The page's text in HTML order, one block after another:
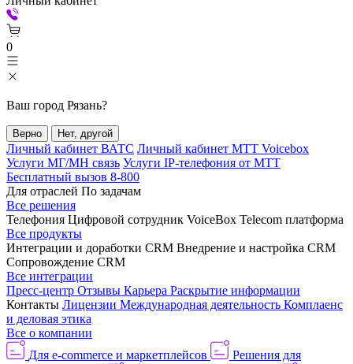
0
Ваш город Рязань?
Верно Нет, другой
Личный кабинет ВАТС Личный кабинет МТТ Voicebox
Услуги МГ/МН связь Услуги IP-телефония от МТТ
Бесплатный вызов 8-800
Для отраслей По задачам
Все решения
Телефония Цифровой сотрудник VoiceBox Telecom платформа
Все продукты
Интеграции и доработки CRM Внедрение и настройка CRM
Сопровождение CRM
Все интеграции
Пресс-центр Отзывы Карьера Раскрытие информации
Контакты Лицензии Международная деятельность Комплаенс
и деловая этика
Все о компании
Для e-commerce и маркетплейсов
Решения для